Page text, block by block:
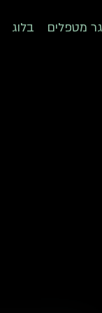
מטפלים בלוג